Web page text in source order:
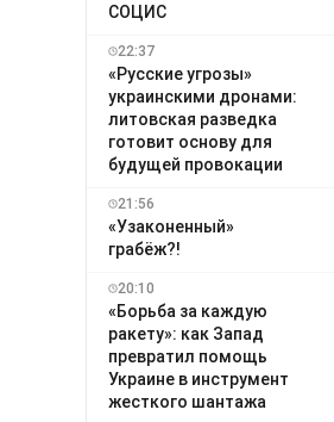
СОЦИС
22:37
«Русские угрозы»
украинскими дронами:
литовская разведка
готовит основу для
будущей провокации
21:56
«Узаконенный»
грабёж?!
20:10
«Борьба за каждую
ракету»: как Запад
превратил помощь
Украине в инструмент
жесткого шантажа